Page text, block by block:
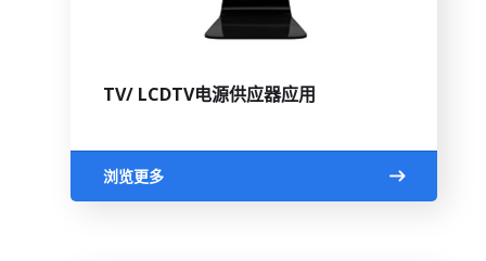
TV/ LCDTV电源供应器应用
浏览更多